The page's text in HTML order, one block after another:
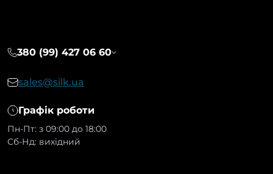
380 (99) 427 06 60
sales@silk.ua
Графік роботи
Пн-Пт: з 09:00 до 18:00
Сб-Нд: вихідний